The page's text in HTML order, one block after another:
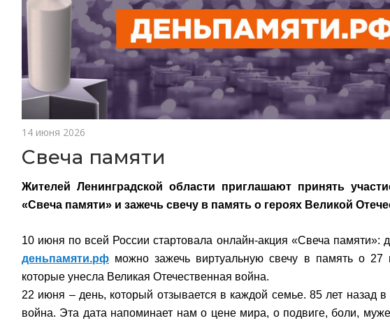
14 июня 2026
Свеча памяти
Жителей Ленинградской области приглашают принять
«Свеча памяти» и зажечь свечу в память о героях Великой
10 июня по всей России стартовала онлайн-акция «Свеча памяти»:
деньпамяти.рф можно зажечь виртуальную свечу в память о 27
которые унесла Великая Отечественная война.
22 июня – день, который отзывается в каждой семье. 85 лет назад в
война. Эта дата напоминает нам о цене мира, о подвиге, боли,